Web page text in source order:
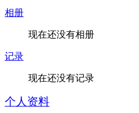
相册
现在还没有相册
记录
现在还没有记录
个人资料